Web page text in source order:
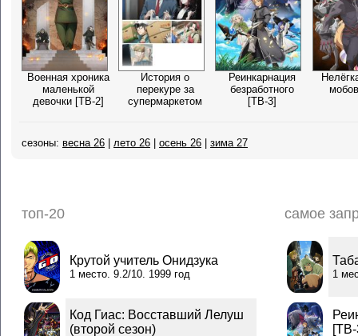
Военная хроника
маленькой
девочки [ТВ-2]
История о
перекуре за
супермаркетом
Реинкарнация
безработного
[ТВ-3]
сезоны: весна 26 лето 26 осень 26 зима 27
топ-20
Крутой учитель Онидзука
1 место. 9.2/10. 1999 год
Код Гиас: Восставший Лелуш
(второй сезон)
самое
1